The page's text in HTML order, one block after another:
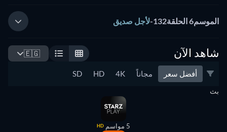
الموسم6 الحلقة132 -لأجل صديق
شاهد الآن 🇪🇬
أفضل سعر مجاناً 4K
HD
SD
بث
5 مواسم HD